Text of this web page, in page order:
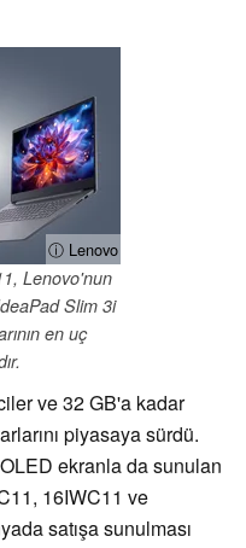
ⓘ Lenovo
Lenovo'nun
Slim 3i
en uç
ve 32 GB'a kadar
piyasaya sürdü.
ekranla da sunulan
16IWC11 ve
satışa sunulması